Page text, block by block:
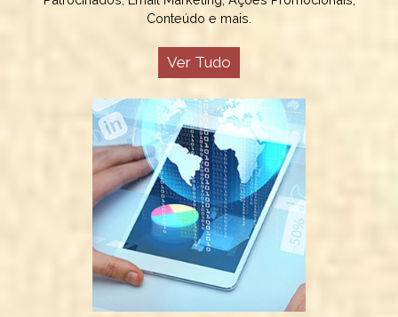
Conteúdo e mais.
Ver Tudo